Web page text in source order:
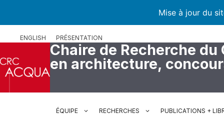
Mise à jour du
ENGLISH PRÉSENTATION
Chaire de Recherche du
en architecture,
ÉQUIPE RECHERCHES PUBLICATIONS +